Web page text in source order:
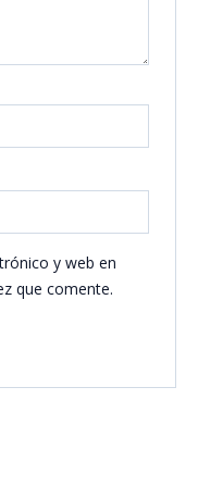
y web en
que comente.